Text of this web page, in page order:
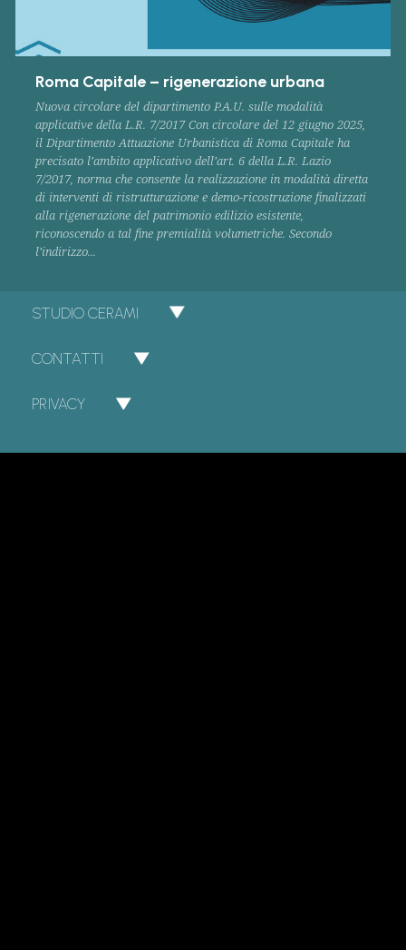
Roma Capitale – rigenerazione urbana
Nuova circolare del dipartimento P.A.U. sulle modalità
applicative della L.R. 7/2017 Con circolare del 12 giugno 2025,
il Dipartimento Attuazione Urbanistica di Roma Capitale ha
precisato l’ambito applicativo dell’art. 6 della L.R. Lazio
7/2017, norma che consente la realizzazione in modalità diretta
di interventi di ristrutturazione e demo-ricostruzione finalizzati
alla rigenerazione del patrimonio edilizio esistente,
riconoscendo a tal fine premialità volumetriche. Secondo
l’indirizzo...
STUDIO CERAMI
CONTATTI
PRIVACY